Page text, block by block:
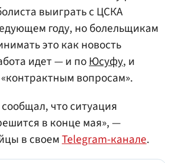
выиграть с ЦСКА
году, но болельщикам
это как новость
идет — и поЮсуфу, и
вопросам».
что ситуация
в конце мая», —
в своемTelegram-канале.